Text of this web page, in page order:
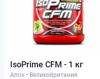
IsoPrime CFM - 1 кг
Amix • Великобритания